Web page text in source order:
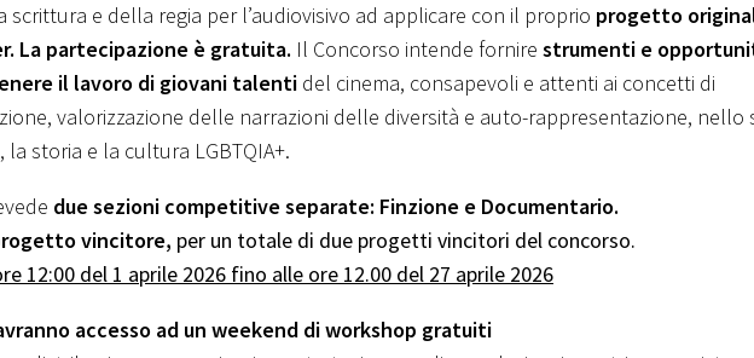
e della regia per l’audiovisivo ad applicare con il proprio progetto
La partecipazione è gratuita. Il Concorso intende fornire strumenti e
il lavoro di giovani talenti del cinema, consapevoli e attenti ai concetti di
valorizzazione delle narrazioni delle diversità e auto-rappresentazione, nello
storia e la cultura LGBTQIA+.
due sezioni competitive separate: Finzione e Documentario.
vincitore, per un totale di due progetti vincitori del concorso.
12:00 del 1 aprile 2026 fino alle ore 12.00 del 27 aprile 2026
accesso ad un weekend di workshop gratuiti